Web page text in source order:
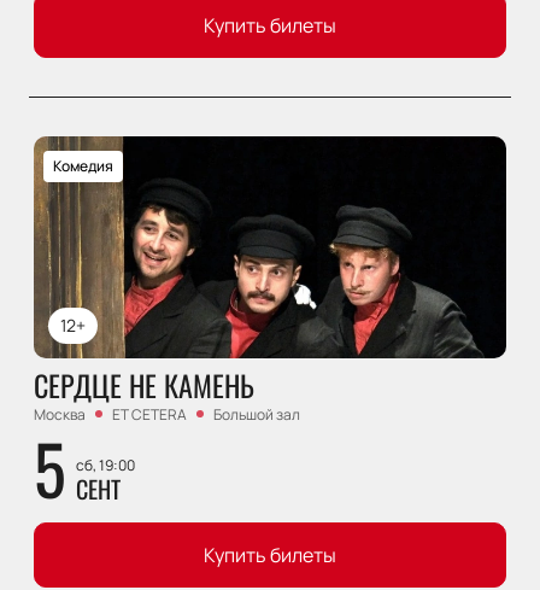
Купить билеты
12+
Комедия
СЕРДЦЕ НЕ КАМЕНЬ
Москва ET CETERA Большой зал
5 сб, 19:00
СЕНТ
Купить билеты